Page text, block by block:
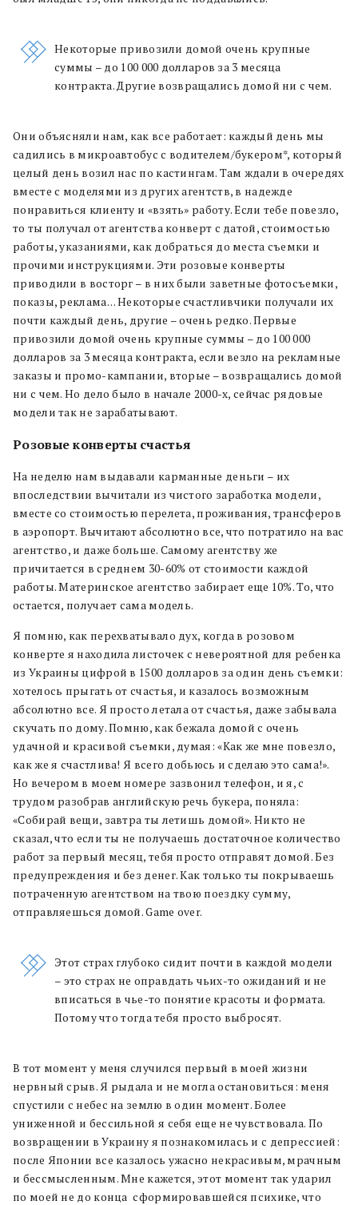
Некоторые привозили домой очень крупные
суммы – до 100 000 долларов за 3 месяца
контракта. Другие возвращались домой ни с чем.
Они объясняли нам, как все работает: каждый день мы
садились в микроавтобус с водителем/букером*, который
целый день возил нас по кастингам. Там ждали в очередях
вместе с моделями из других агентств, в надежде
понравиться клиенту и «взять» работу. Если тебе повезло,
то ты получал от агентства конверт с датой, стоимостью
работы, указаниями, как добраться до места съемки и
прочими инструкциями. Эти розовые конверты
приводили в восторг – в них были заветные фотосъемки,
показы, реклама… Некоторые счастливчики получали их
почти каждый день, другие – очень редко. Первые
привозили домой очень крупные суммы – до 100 000
долларов за 3 месяца контракта, если везло на рекламные
заказы и промо-кампании, вторые – возвращались домой
ни с чем. Но дело было в начале 2000-х, сейчас рядовые
модели так не зарабатывают.
Розовые конверты счастья
На неделю нам выдавали карманные деньги – их
впоследствии вычитали из чистого заработка модели,
вместе со стоимостью перелета, проживания, трансферов
в аэропорт. Вычитают абсолютно все, что потратило на вас
агентство, и даже больше. Самому агентству же
причитается в среднем 30-60% от стоимости каждой
работы. Материнское агентство забирает еще 10%. То, что
остается, получает сама модель.
Я помню, как перехватывало дух, когда в розовом
конверте я находила листочек с невероятной для ребенка
из Украины цифрой в 1500 долларов за один день съемки:
хотелось прыгать от счастья, и казалось возможным
абсолютно все. Я просто летала от счастья, даже забывала
скучать по дому. Помню, как бежала домой с очень
удачной и красивой съемки, думая: «Как же мне повезло,
как же я счастлива! Я всего добьюсь и сделаю это сама!».
Но вечером в моем номере зазвонил телефон, и я, с
трудом разобрав английскую речь букера, поняла:
«Собирай вещи, завтра ты летишь домой». Никто не
сказал, что если ты не получаешь достаточное количество
работ за первый месяц, тебя просто отправят домой. Без
предупреждения и без денег. Как только ты покрываешь
потраченную агентством на твою поездку сумму,
отправляешься домой. Game over.
Этот страх глубоко сидит почти в каждой модели
– это страх не оправдать чьих-то ожиданий и не
вписаться в чье-то понятие красоты и формата.
Потому что тогда тебя просто выбросят.
В тот момент у меня случился первый в моей жизни
нервный срыв. Я рыдала и не могла остановиться: меня
спустили с небес на землю в один момент. Более
униженной и бессильной я себя еще не чувствовала. По
возвращении в Украину я познакомилась и с депрессией:
после Японии все казалось ужасно некрасивым, мрачным
и бессмысленным. Мне кажется, этот момент так ударил
по моей не до конца сформировавшейся психике, что